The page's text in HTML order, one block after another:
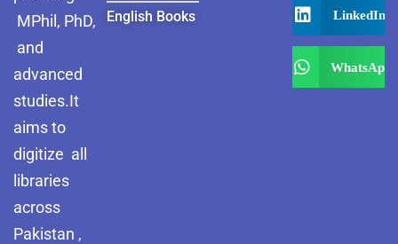
MPhil, PhD,
and
advanced
studies.It
aims to
digitize all
libraries
across
Pakistan ,
English Books
LinkedIn
WhatsApp